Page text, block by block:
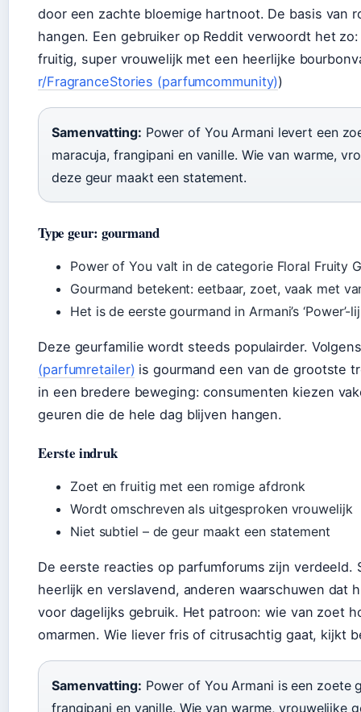
door een zachte bloemige hartnoot. De basis van
hangen. Een gebruiker op Reddit verwoordt het
fruitig, super vrouwelijk met een heerlijke
r/FragranceStories (parfumcommunity))
Samenvatting: Power of You Armani levert een
maracuja, frangipani en vanille. Wie van warme,
deze geur maakt een statement.
Type geur: gourmand
Power of You valt in de categorie Floral Fruity
Gourmand betekent: eetbaar, zoet, vaak met
Het is de eerste gourmand in Armani’s ‘Power’-
Deze geurfamilie wordt steeds populairder.
(parfumretailer) is gourmand een van de grootste
in een bredere beweging: consumenten kiezen
geuren die de hele dag blijven hangen.
Eerste indruk
Zoet en fruitig met een romige afdronk
Wordt omschreven als uitgesproken vrouwelijk
Niet subtiel – de geur maakt een statement
De eerste reacties op parfumforums zijn verdeeld.
heerlijk en verslavend, anderen waarschuwen dat
voor dagelijks gebruik. Het patroon: wie van zoet
omarmen. Wie liever fris of citrusachtig gaat, kijkt
Samenvatting: Power of You Armani is een zoete
frangipani en vanille. Wie van warme, vrouwelijke